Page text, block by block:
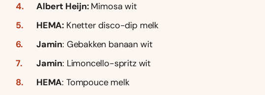
Albert Heijn: Mimosa wit
HEMA: Knetter disco-dip melk
Jamin: Gebakken banaan wit
Jamin: Limoncello-spritz wit
HEMA: Tompouce melk